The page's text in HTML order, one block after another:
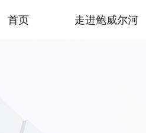
首页 走进鲍威尔河